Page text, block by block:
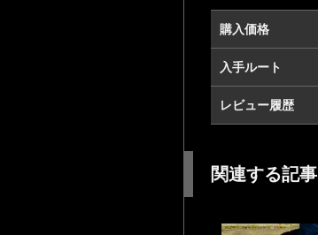
購入価格
入手ルート
レビュー履歴
関連する記事